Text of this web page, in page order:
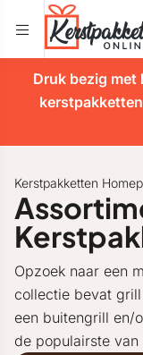
Druk bezig met
Kerstpakketten
Opzoek naar een
collectie bevat
een buitengrill en/
de populairste